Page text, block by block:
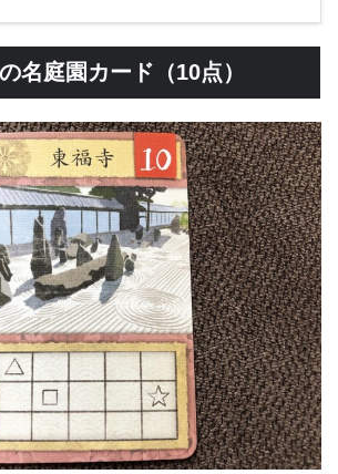
名庭園カード（10点）